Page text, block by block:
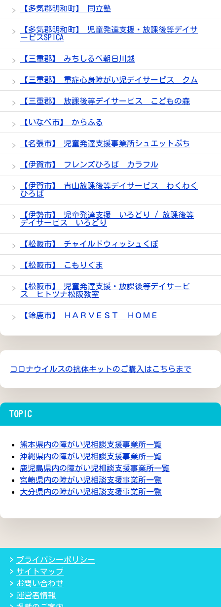
【多気郡明和町】 同立塾
【多気郡明和町】 児童発達支援・放課後等デイサ
ービスSPICA
【三重郡】 みちしるべ朝日川越
【三重郡】 重症心身障がい児デイサービス クム
【三重郡】 放課後等デイサービス こどもの森
【いなべ市】 からふる
【名張市】 児童発達支援事業所シュエットぷち
【伊賀市】 フレンズひろば カラフル
【伊賀市】 青山放課後等デイサービス わくわく
ひろば
【伊勢市】 児童発達支援 いろどり / 放課後等
デイサービス いろどり
【松阪市】 チャイルドウィッシュくぼ
【松阪市】 こもりぐま
【松阪市】 児童発達支援・放課後等デイサービ
ス ヒトツナ松阪教室
【鈴鹿市】 ＨＡＲＶＥＳＴ ＨＯＭＥ
コロナウイルスの抗体キットのご購入はこちらまで
TOPIC
熊本県内の障がい児相談支援事業所一覧
沖縄県内の障がい児相談支援事業所一覧
鹿児島県内の障がい児相談支援事業所一覧
宮崎県内の障がい児相談支援事業所一覧
大分県内の障がい児相談支援事業所一覧
プライバシーポリシー
サイトマップ
お問い合わせ
運営者情報